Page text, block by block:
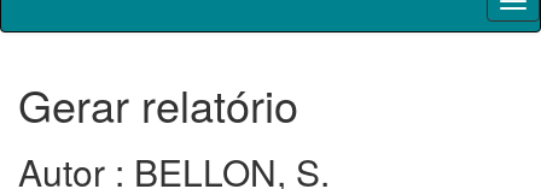
Gerar relatório
Autor : BELLON, S.